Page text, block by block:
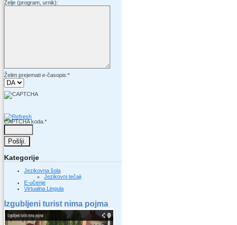
Želje (program, urnik):
Želim prejemati e-časopis:*
CAPTCHA koda. *
Kategorije
Jezikovna šola
Jezikovni tečaji
E-učenje
Virtualna Lingula
Izgubljeni turist nima pojma